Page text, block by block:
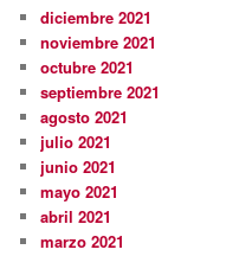
diciembre 2021
noviembre 2021
octubre 2021
septiembre 2021
agosto 2021
julio 2021
junio 2021
mayo 2021
abril 2021
marzo 2021